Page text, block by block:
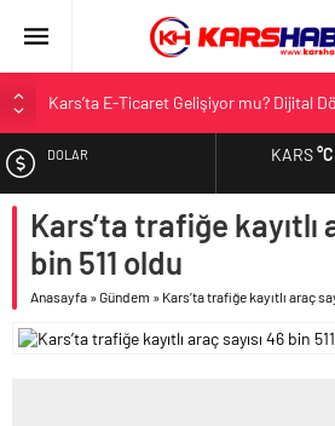
Kars’ta E-Ticaret Gelişiyor mu? Dijital
Kars Halkı Yeni Parti Hakkında Ne
Sarıkamış’a Bağlı Köyler ve Yaygın
Kağızman Köyleri ve En Çok Kullanılan
DOLAR
EURO
ALTIN
BIST
KARS°C
Kars’ta trafiğe kayıtlı
bin 511 oldu
Anasayfa »Gündem » Kars’ta trafiğe kayıtlı araç